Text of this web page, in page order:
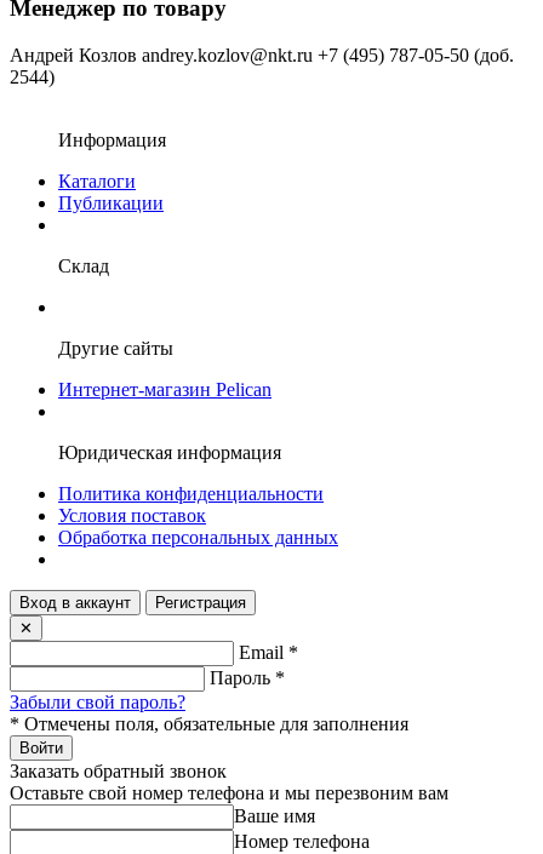
Менеджер по товару
Андрей Козлов andrey.kozlov@nkt.ru +7 (495) 787-05-50 (доб.
2544)
Информация
Каталоги
Публикации
Склад
Другие сайты
Интернет-магазин Pelican
Юридическая информация
Политика конфиденциальности
Условия поставок
Обработка персональных данных
Вход в аккаунт
Регистрация
✕
Email *
Пароль *
Забыли свой пароль?
* Отмечены поля, обязательные для заполнения
Войти
Заказать обратный звонок
Оставьте свой номер телефона и мы перезвоним вам
Ваше имя
Номер телефона